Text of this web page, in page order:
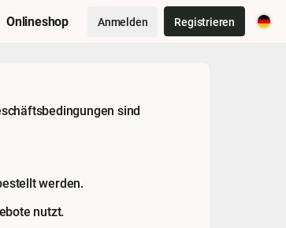
Onlineshop Anmelden Registrieren
sind
werden.
nutzt.